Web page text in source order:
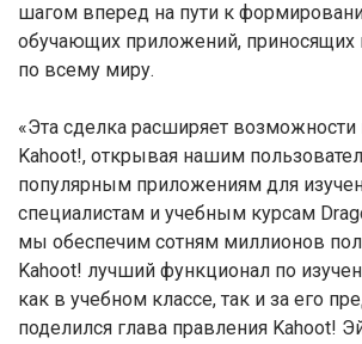
шагом вперед на пути к
обучающих приложений, приносящих
по всему миру.
«Эта сделка расширяет
Kahoot!, открывая нашим
популярным приложениям для
специалистам и учебным курсам
мы обеспечим сотням миллионов
Kahoot! лучший функционал по
как в учебном классе, так и за его
поделился глава правления Kahoot!